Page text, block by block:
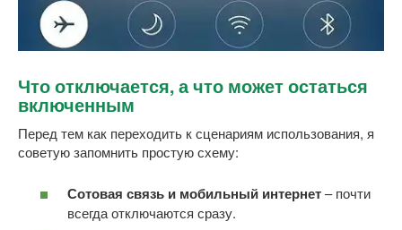
Что отключается, а что может остаться
включенным
Перед тем как переходить к сценариям использования, я
советую запомнить простую схему:
Сотовая связь и мобильный интернет– почти
всегда отключаются сразу.